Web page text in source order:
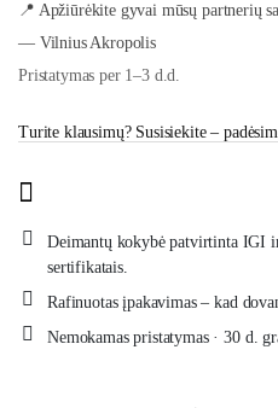
📍 Apžiūrėkite gyvai mūsų partnerių
— Vilnius Akropolis
Pristatymas per 1–3 d.d.
Turite klausimų? Susisiekite –
Deimantų kokybė patvirtinta IGI
sertifikatais.
Rafinuotas įpakavimas – kad
Nemokamas pristatymas · 30 d.